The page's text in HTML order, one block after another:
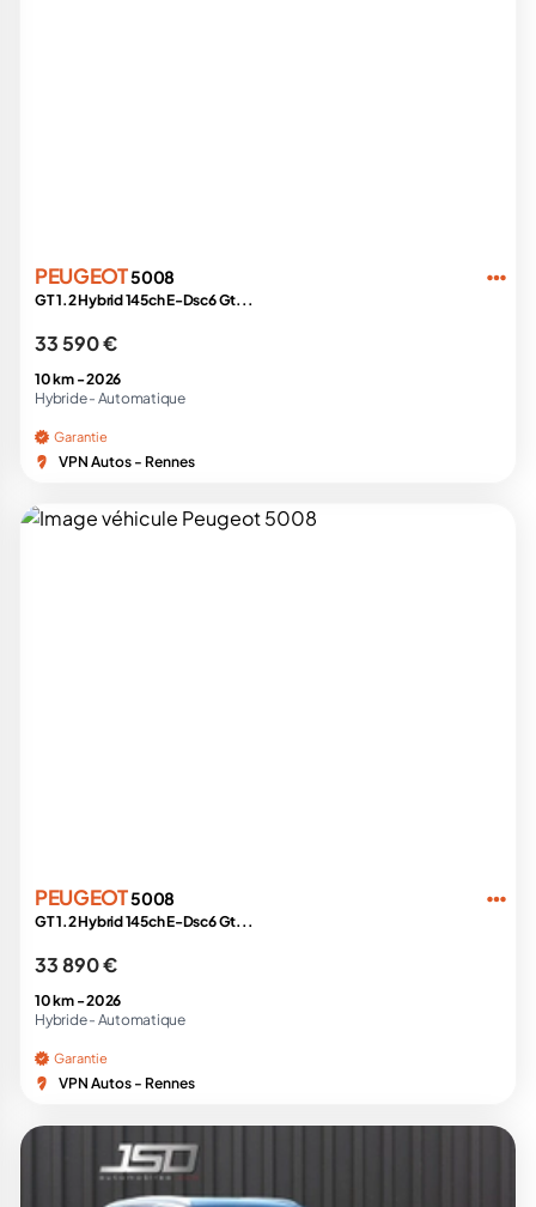
PEUGEOT5008
GT 1.2 Hybrid 145ch E-Dsc6 Gt...
33 590 €
10 km -2026
Hybride - Automatique
Garantie
VPN Autos - Rennes
PEUGEOT5008
GT 1.2 Hybrid 145ch E-Dsc6 Gt...
33 890 €
10 km -2026
Hybride - Automatique
Garantie
VPN Autos - Rennes